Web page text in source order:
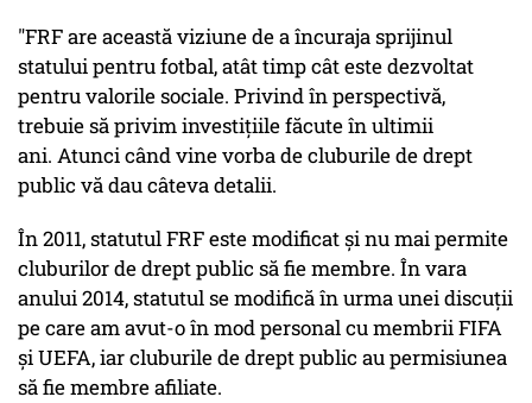
"FRF are această viziune de a încuraja sprijinul
statului pentru fotbal, atât timp cât este dezvoltat
pentru valorile sociale. Privind în perspectivă,
trebuie să privim investițiile făcute în ultimii
ani. Atunci când vine vorba de cluburile de drept
public vă dau câteva detalii.
În 2011, statutul FRF este modificat și nu mai permite
cluburilor de drept public să fie membre. În vara
anului 2014, statutul se modifică în urma unei discuții
pe care am avut-o în mod personal cu membrii FIFA
și UEFA, iar cluburile de drept public au permisiunea
să fie membre afiliate.